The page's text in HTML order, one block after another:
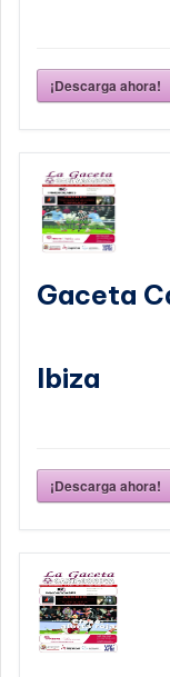
¡Descarga ahora!
Gaceta
Ibiza
¡Descarga ahora!